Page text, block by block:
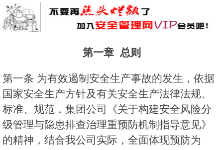
第一章 总则
第一条 为有效遏制安全生产事故的发生，依据
国家安全生产方针及有关安全生产法律法规、
标准、规范，集团公司《关于构建安全风险分
级管理与隐患排查治理重预防机制指导意见》
的精神，结合我公司实际，全面体现预防为